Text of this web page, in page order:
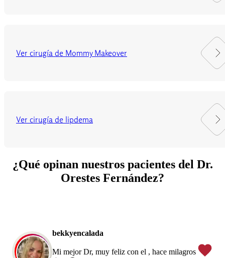
Ver cirugía de Mommy Makeover
Ver cirugía de lipdema
¿Qué opinan nuestros pacientes del Dr.
Orestes Fernández?
bekkyencalada
Mi mejor Dr, muy feliz con el , hace milagros